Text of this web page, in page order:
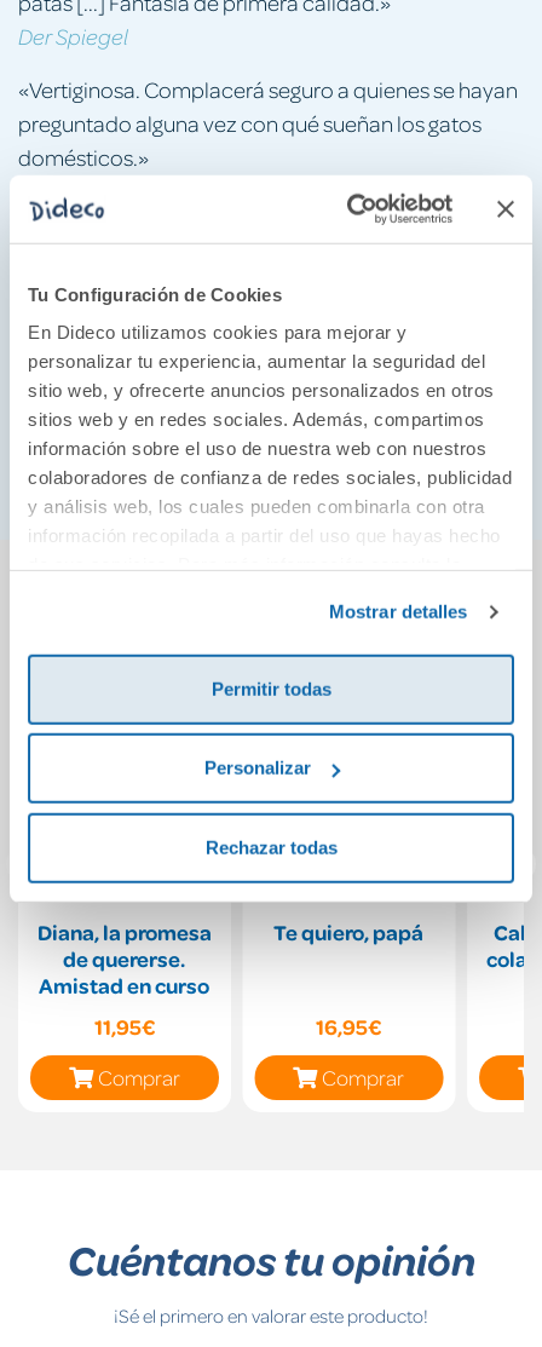
Tu Configuración de Cookies
En Dideco utilizamos cookies para mejorar y
personalizar tu experiencia, aumentar la seguridad del
sitio web, y ofrecerte anuncios personalizados en otros
sitios web y en redes sociales. Además, compartimos
información sobre el uso de nuestra web con nuestros
colaboradores de confianza de redes sociales, publicidad
y análisis web, los cuales pueden combinarla con otra
información recopilada a partir del uso que hayas hecho
Mostrar detalles
Permitir todas
Personalizar
Rechazar todas
DerSpiegel
«Vertiginosa. Complacerá seguro a quienes se hayan
preguntado alguna vez con qué sueñan los gatos
domésticos.»
Publishers
«Una aventura animal llena de suspense que hará
reojo, con cierto nerviosismo.»
KirkusReviews
«Un misterioso universo, con una estructura y una
mitología muy detalladas.»
School Library Journal
También podría gustarte...
Diana, la promesa
de quererse.
Amistad en curso
11,95€
Comprar
Te quiero, papá
16,95€
Comprar
cola
Cuéntanos tu opinión
¡Sé el primero en valorar este producto!